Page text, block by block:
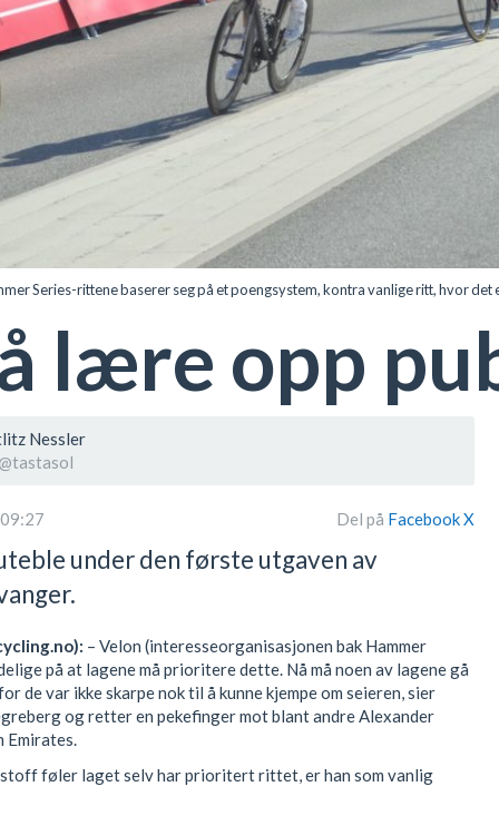
Series-rittene baserer seg på et poengsystem, kontra vanlige ritt, hvor
lære opp
Nessler
@tastasol
Del på FacebookX
under den første utgaven av
– Velon (interesseorganisasjonen bak Hammer
på at lagene må prioritere dette. Nå må noen av lagene gå
de var ikke skarpe nok til å kunne kjempe om seieren, sier
og retter en pekefinger mot blant andre Alexander
Emirates.
føler laget selv har prioritert rittet, er han som vanlig